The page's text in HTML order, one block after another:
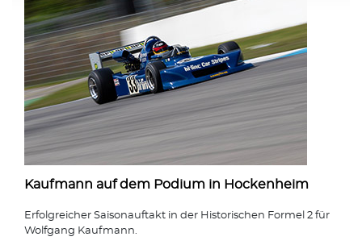
Kaufmann auf dem Podium in Hockenheim
Erfolgreicher Saisonauftakt in der Historischen Formel 2 für
Wolfgang Kaufmann.